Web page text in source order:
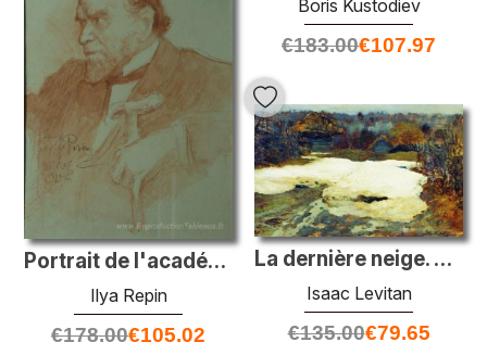
Boris Kustodiev
€183.00€107.97
Portrait de l'académicien A. F. Koni
Ilya Repin
€178.00€105.02
La dernière neige. Village Savvinskaya.
Isaac Levitan
€135.00€79.65